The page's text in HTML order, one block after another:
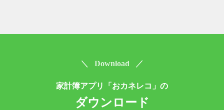
＼ Download ／
家計簿アプリ「おカネレコ」の
ダウンロード